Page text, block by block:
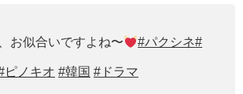
お似合いですよね〜 #パクシネ#
ピノキオ #韓国 #ドラマ